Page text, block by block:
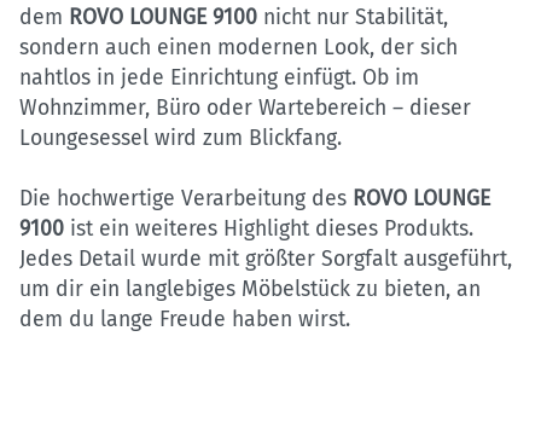
dem ROVO LOUNGE 9100 nicht nur Stabilität,
sondern auch einen modernen Look, der sich
nahtlos in jede Einrichtung einfügt. Ob im
Wohnzimmer, Büro oder Wartebereich – dieser
Loungesessel wird zum Blickfang.
Die hochwertige Verarbeitung des ROVO LOUNGE
9100 ist ein weiteres Highlight dieses Produkts.
Jedes Detail wurde mit größter Sorgfalt ausgeführt,
um dir ein langlebiges Möbelstück zu bieten, an
dem du lange Freude haben wirst.